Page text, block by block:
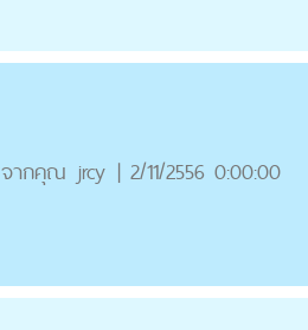
จากคุณ jrcy | 2/11/2556 0:00:00